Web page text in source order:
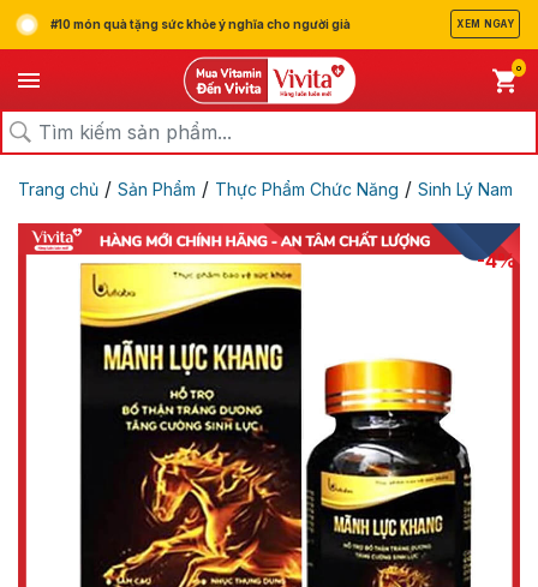
#10 món quà tặng sức khỏe ý nghĩa cho người già XEM NGAY
0
Trang chủ / Sản Phẩm / Thực Phẩm Chức Năng / Sinh Lý Nam
-4%